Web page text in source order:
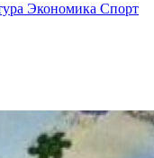
Экономика Спорт